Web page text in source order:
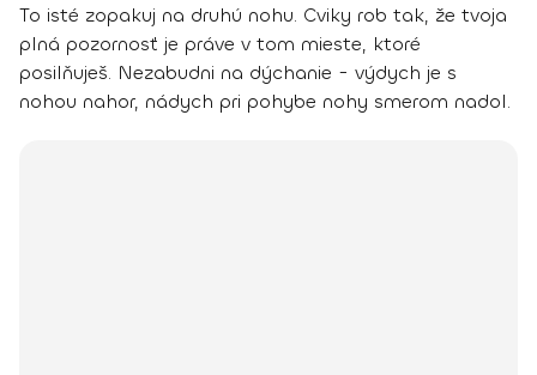
To isté zopakuj na druhú nohu. Cviky rob tak, že tvoja
plná pozornosť je práve v tom mieste, ktoré
posilňuješ. Nezabudni na dýchanie - výdych je s
nohou nahor, nádych pri pohybe nohy smerom nadol.